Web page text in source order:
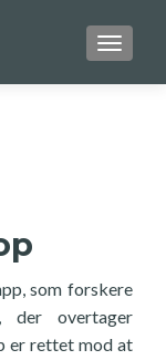
som forskere
der overtager
er rettet mod at